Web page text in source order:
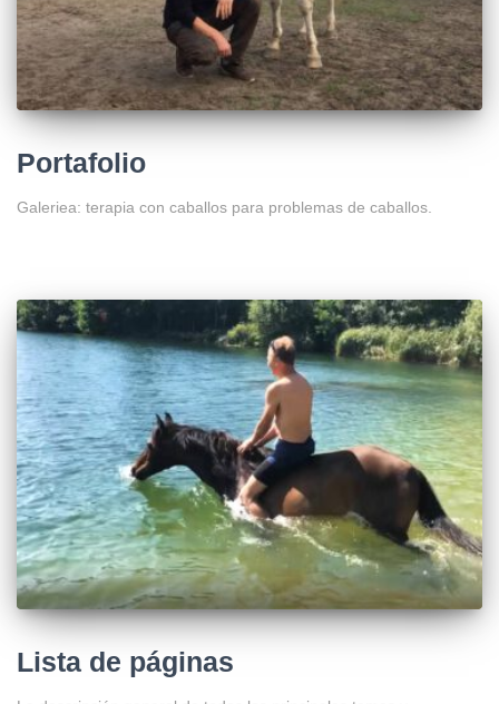
Portafolio
Galeriea: terapia con caballos para problemas de caballos.
Lista de páginas